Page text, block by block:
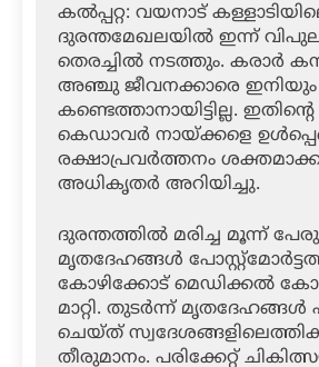
കൽപ്പറ്റ: വയനാട്
ദുരന്തമേഖലയിൽ ഇന്ന്
തെരച്ചിൽ നടത്തും. കരാർ
അഞ്ചു ജീവനക്കാരെ ഇനിയും
കണ്ടെത്താനായിട്ടില്ല.
കെഡാവർ നായ്ക്കളെ
രക്ഷാപ്രവർത്തനം
അധികൃതർ അറിയിച്ചു.
ദുരന്തത്തിൽ മരിച്ച മൂന്ന്
മൃതദേഹങ്ങൾ
കോഴിക്കോട് മെഡിക്കൽ
മാറ്റി. തുടർന്ന് മൃതദേഹങ്ങൾ
ചെയ്ത്
തീരുമാനം. പരിക്കേറ്റ്